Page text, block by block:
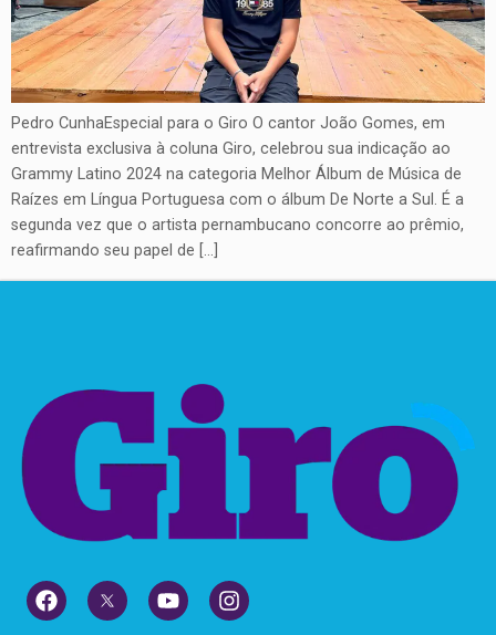
Pedro CunhaEspecial para o Giro O cantor João Gomes, em
entrevista exclusiva à coluna Giro, celebrou sua indicação ao
Grammy Latino 2024 na categoria Melhor Álbum de Música de
Raízes em Língua Portuguesa com o álbum De Norte a Sul. É a
segunda vez que o artista pernambucano concorre ao prêmio,
reafirmando seu papel de […]